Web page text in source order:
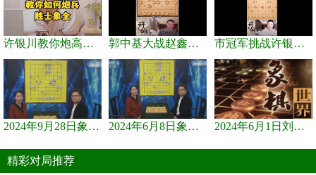
许银川教你炮高兵士象全如何赢士象全，简单四步即可 郭中基大战赵鑫鑫，许银川激情讲解 市冠军挑战许银川，急进中兵变化真激烈！
2024年9月28日象棋世界栏目，刘君、蒋川讲解了第九届杨官璘杯象棋... 2024年6月8日象棋世界，刘君、蒋川讲解了第九届杨官璘杯全国象棋... 2024年6月1日刘君、蒋川讲解第三届上海杯象棋大师赛谢靖与李少庚...
精彩对局推荐